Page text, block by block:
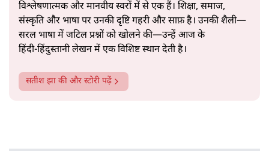
विश्लेषणात्मक और मानवीय स्वरों में से एक हैं। शिक्षा, समाज,
संस्कृति और भाषा पर उनकी दृष्टि गहरी और साफ़ है। उनकी शैली—
सरल भाषा में जटिल प्रश्नों को खोलने की—उन्हें आज के
हिंदी‑हिंदुस्तानी लेखन में एक विशिष्ट स्थान देती है।
सतीश झा की और स्टोरी पढ़ें